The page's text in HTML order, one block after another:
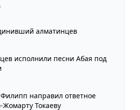
алматинцев
исполнили песни Абая под
направил ответное
Токаеву